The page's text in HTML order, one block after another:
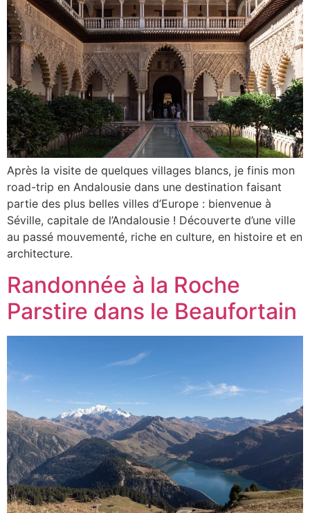
Après la visite de quelques villages blancs, je finis mon
road-trip en Andalousie dans une destination faisant
partie des plus belles villes d’Europe : bienvenue à
Séville, capitale de l’Andalousie ! Découverte d’une ville
au passé mouvementé, riche en culture, en histoire et en
architecture.
Randonnée à la Roche
Parstire dans le Beaufortain